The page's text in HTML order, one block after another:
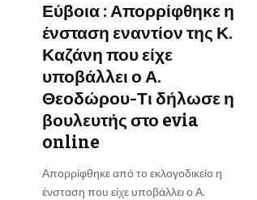
Εύβοια : Απορρίφθηκε η
ένσταση εναντίον της Κ.
Καζάνη που είχε
υποβάλλει ο Α.
Θεοδώρου-Τι δήλωσε η
βουλευτής στο evia
online
Απορρίφθηκε από το εκλογοδικείο η
ένσταση που είχε υποβάλλει ο Α.